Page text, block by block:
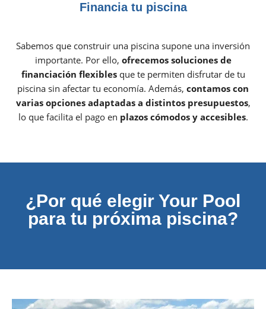
Financia tu piscina
Sabemos que construir una piscina supone una inversión
importante. Por ello, ofrecemos soluciones de
financiación flexiblesque te permiten disfrutar de tu
piscina sin afectar tu economía. Además, contamos con
varias opciones adaptadas a distintos presupuestos,
lo que facilita el pago en plazos cómodos y accesibles.
¿Por qué elegir Your Pool
para tu próxima piscina?